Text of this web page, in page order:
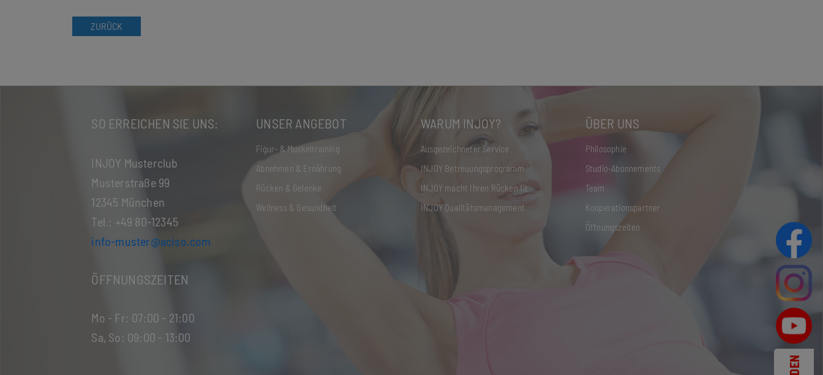
ZURÜCK
SO ERREICHEN SIE UNS:
INJOY Musterclub
Musterstraße 99
12345 München
Tel.: +49 80-12345
info-muster@aciso.com
ÖFFNUNGSZEITEN
UNSER ANGEBOT
Figur- & Muskeltraining
Abnehmen & Ernährung
Rücken & Gelenke
Wellness & Gesundheit
WARUM INJOY?
Ausgezeichneter Service
INJOY Betreuungsprogramm
INJOY macht Ihren Rücken fit
INJOY Qualitätsmanagement
ÜBER UNS
Philosophie
Studio-Abonnements
Team
Kooperationspartner
Öffnungszeiten
Mo - Fr: 07:00 - 21:00
Sa, So: 09:00 - 13:00